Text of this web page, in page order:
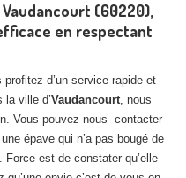
(60220),
en respectant
d’un service rapide et
ville d’Vaudancourt, nous
Vous pouvez nous contacter
épave qui n’a pas bougé de
est de constater qu’elle